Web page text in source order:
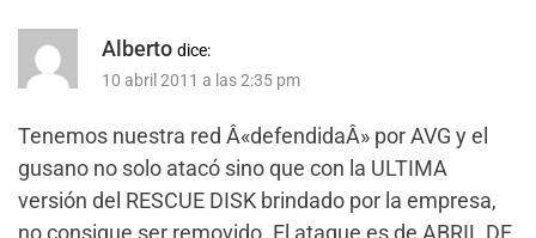
Alberto dice:
10 abril 2011 a las 2:35 pm
Tenemos nuestra red Â«defendidaÂ» por AVG y el
gusano no solo atacó sino que con la ULTIMA
versión del RESCUE DISK brindado por la empresa,
no consigue ser removido. El ataque es de ABRIL DE